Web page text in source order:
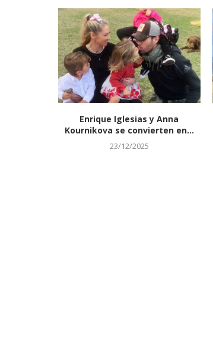
Enrique Iglesias y Anna
Kournikova se convierten en...
23/12/2025